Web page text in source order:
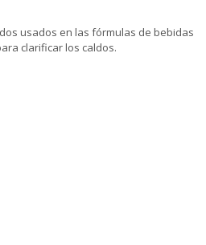
usados en las fórmulas de bebidas
clarificar los caldos.